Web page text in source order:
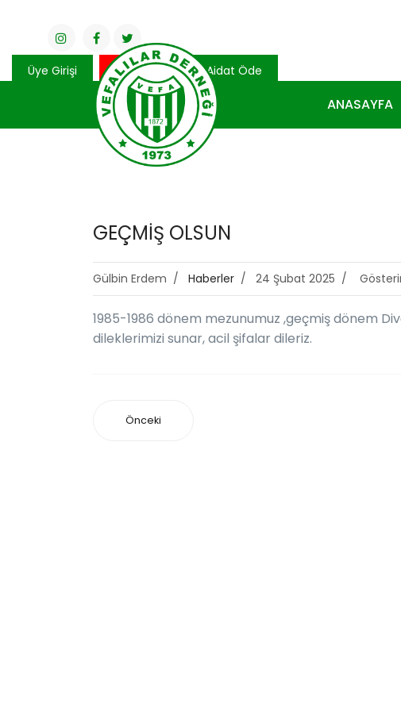
Üye Girişi Bağış Yap Aidat Öde
ANASAYFA
GEÇMİŞ OLSUN
Gülbin Erdem Haberler 24 Şubat 2025
1985-1986 dönem mezunumuz ,geçmiş dönem
dileklerimizi sunar, acil şifalar dileriz.
Önceki